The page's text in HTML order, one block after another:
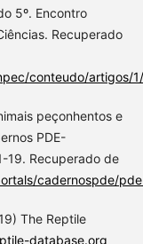
5º. Encontro
Recuperado
conteudo/artigos/
peçonhentos e
PDE-
19. Recuperado de
cadernospde/
The Reptile
database.org